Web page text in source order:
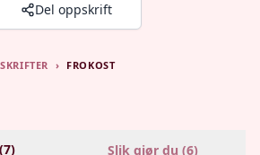
Del oppskrift
› FROKOST
7) Slik gjør du (6)